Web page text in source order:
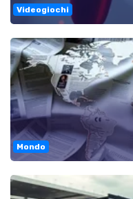
Videogiochi
Mondo